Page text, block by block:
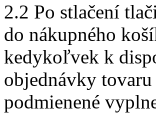
2.2 Po stlačení
do nákupného
kedykoľvek k
objednávky
podmienené